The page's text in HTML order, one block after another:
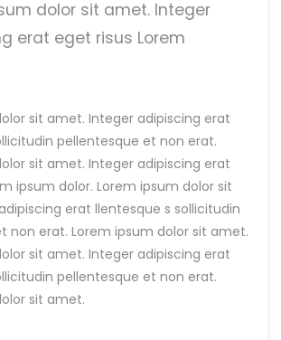
dolor sit amet. Integer
erat eget risus Lorem
sit amet. Integer adipiscing erat
pellentesque et non erat.
sit amet. Integer adipiscing erat
ipsum dolor. Lorem ipsum dolor sit
erat llentesque s sollicitudin
non erat. Lorem ipsum dolor sit amet.
sit amet. Integer adipiscing erat
pellentesque et non erat.
sit amet.